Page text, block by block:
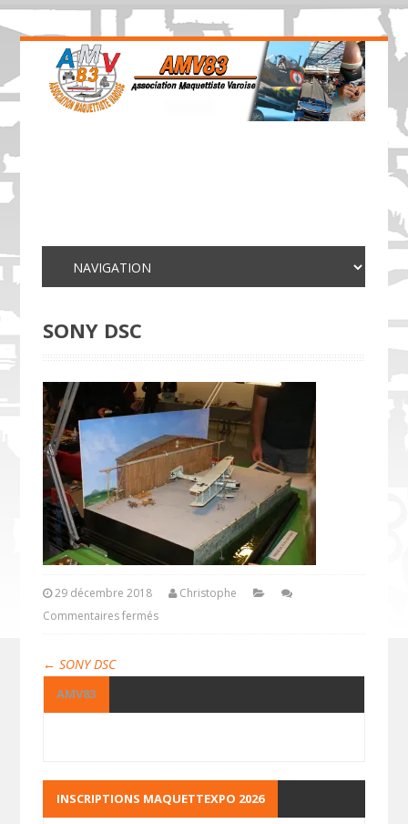
SONY DSC
29 décembre 2018
Christophe
Commentaires fermés
← SONY DSC
AMV83
INSCRIPTIONS MAQUETTEXPO 2026